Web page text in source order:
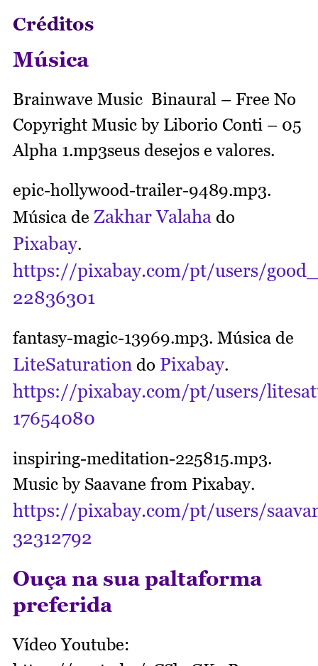
Créditos
Música
Brainwave Music Binaural – Free No
Copyright Music by Liborio Conti – 05
Alpha 1.mp3seus desejos e valores.
epic-hollywood-trailer-9489.mp3.
Música de Zakhar Valaha do
Pixabay.
https://pixabay.com/pt/users/
22836301
fantasy-magic-13969.mp3. Música de
LiteSaturation do Pixabay.
https://pixabay.com/pt/users/
17654080
inspiring-meditation-225815.mp3.
Music by Saavane from Pixabay.
https://pixabay.com/pt/users/
32312792
Ouça na sua paltaforma
preferida
Vídeo Youtube: